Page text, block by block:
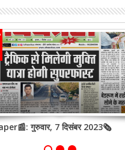
गुरुवार, 7 दिसंबर 2023🗞